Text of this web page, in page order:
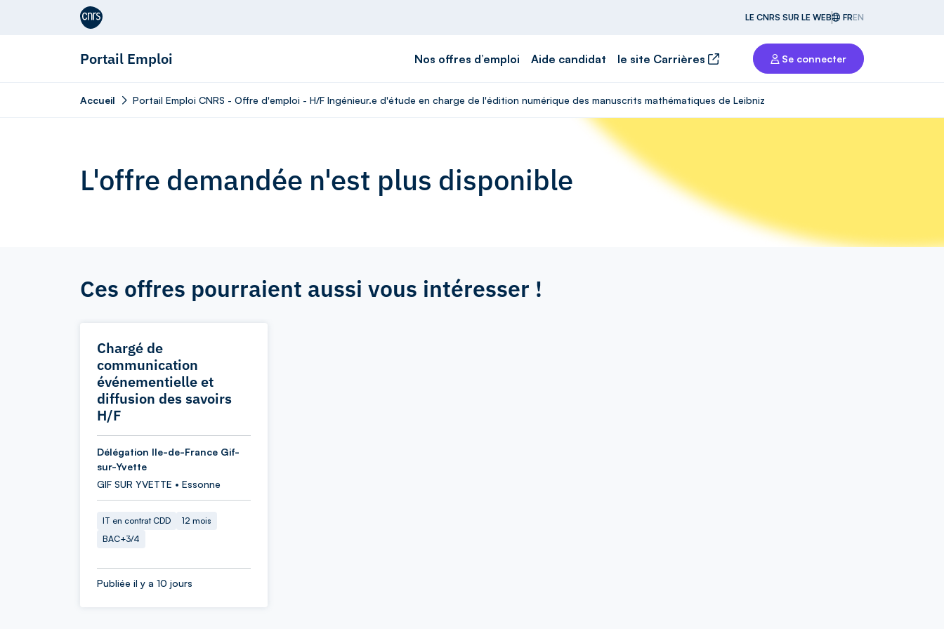
Aller au contenu
LE CNRS SUR LE WEB FREN
Portail Emploi Nos offres d’emploi Aide candidat le site Carrières Se connecter
Accueil Portail Emploi CNRS - Offre d'emploi - H/F Ingénieur.e d'étude en charge de l'édition numérique des manuscrits mathématiques de Leibniz
L'offre demandée n'est plus disponible
Ces offres pourraient aussi vous intéresser !
Chargé de
communication
événementielle et
diffusion des savoirs
H/F
Délégation Ile-de-France Gif-
sur-Yvette
GIF SUR YVETTE • Essonne
IT en contrat CDD
12 mois
BAC+3/4
Publiée il y a 10 jours